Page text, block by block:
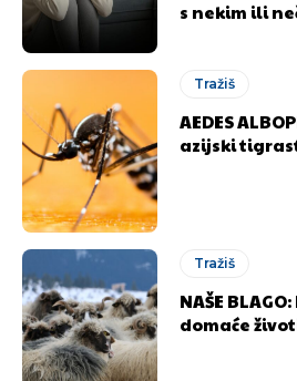
s nekim ili
Tražiš
AEDES
azijski
Tražiš
NAŠE
domaće